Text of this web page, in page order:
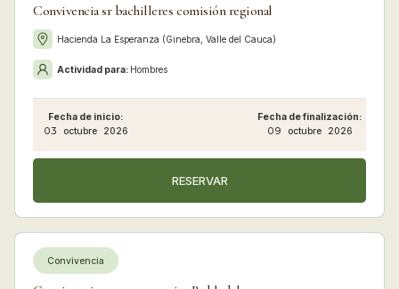
Convivencia sr bachilleres comisión regional
Hacienda La Esperanza (Ginebra, Valle del Cauca)
Actividad para: Hombres
Fecha de inicio:
03 octubre 2026
Fecha de finalización:
09 octubre 2026
RESERVAR
Convivencia